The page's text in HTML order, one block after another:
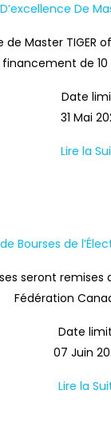
De
de Master
financement de 10
Date
31 Mai
Lire la
Bourses de
seront
Fédération
Date
07 Juin
Lire la